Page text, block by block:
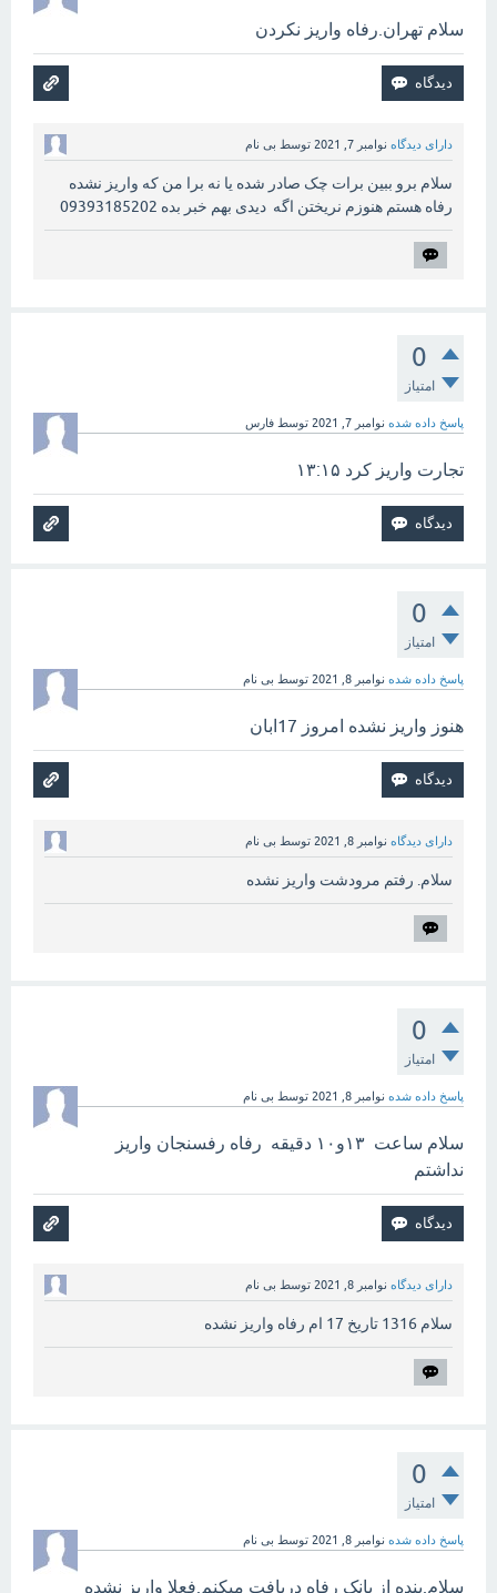
سلام تهران.رفاه واریز نکردن
دارای دیدگاه نوامبر 7, 2021 توسط بی نام
سلام برو ببین برات چک صادر شده یا نه برا من که واریز نشده
رفاه هستم هنوزم نریختن اگه دیدی بهم خبر بده 09393185202
0
امتیاز
پاسخ داده شده نوامبر 7, 2021 توسط فارس
تجارت واریز کرد ۱۳:۱۵
0
امتیاز
پاسخ داده شده نوامبر 8, 2021 توسط بی نام
هنوز واریز نشده امروز 17ابان
دارای دیدگاه نوامبر 8, 2021 توسط بی نام
سلام. رفتم مرودشت واریز نشده
0
امتیاز
پاسخ داده شده نوامبر 8, 2021 توسط بی نام
سلام ساعت ۱۳و۱۰ دقیقه رفاه رفسنجان واریز
نداشتم
دارای دیدگاه نوامبر 8, 2021 توسط بی نام
سلام 1316 تاریخ 17 ام رفاه واریز نشده
0
امتیاز
پاسخ داده شده نوامبر 8, 2021 توسط بی نام
سلام.بنده از بانک رفاه دریافت میکنم.فعلا واریز نشده